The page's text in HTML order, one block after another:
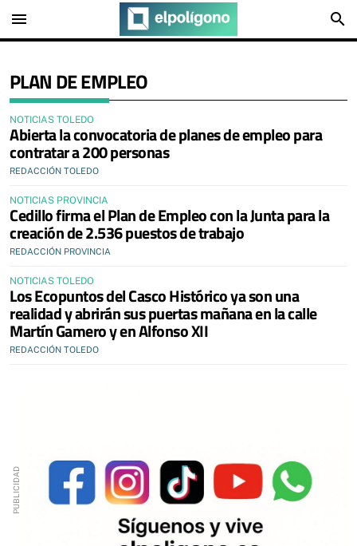
menu search
PLAN DE EMPLEO
NOTICIAS TOLEDO
Abierta la convocatoria de planes de empleo para
contratar a 200 personas
REDACCIÓN TOLEDO
NOTICIAS PROVINCIA
Cedillo firma el Plan de Empleo con la Junta para la
creación de 2.536 puestos de trabajo
REDACCIÓN PROVINCIA
NOTICIAS TOLEDO
Los Ecopuntos del Casco Histórico ya son una
realidad y abrirán sus puertas mañana en la calle
Martín Gamero y en Alfonso XII
REDACCIÓN TOLEDO